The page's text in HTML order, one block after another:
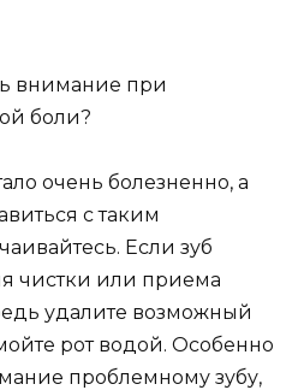
внимание при
боли?
очень болезненно, а
с таким
Если зуб
чистки или приема
удалите возможный
рот водой. Особенно
проблемному зубу,